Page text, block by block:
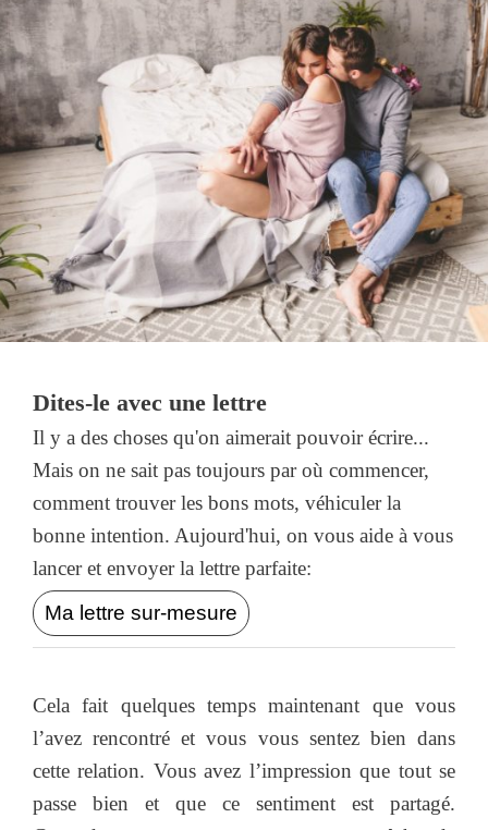
Dites-le avec une lettre
Il y a des choses qu'on aimerait pouvoir écrire...
Mais on ne sait pas toujours par où commencer,
comment trouver les bons mots, véhiculer la
bonne intention. Aujourd'hui, on vous aide à vous
lancer et envoyer la lettre parfaite:
Ma lettre sur-mesure
Cela fait quelques temps maintenant que vous
l’avez rencontré et vous vous sentez bien dans
cette relation. Vous avez l’impression que tout se
passe bien et que ce sentiment est partagé.